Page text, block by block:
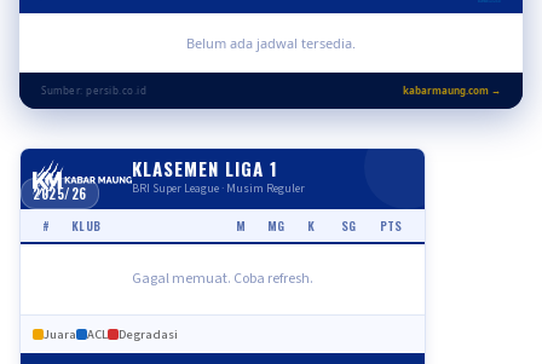
Belum ada jadwal tersedia.
Sumber: persib.co.id kabarmaung.com →
KLASEMEN LIGA 1
BRI Super League · Musim Reguler
2025/26
# KLUB M MG K SG PTS
Gagal memuat. Coba refresh.
Juara ACL Degradasi